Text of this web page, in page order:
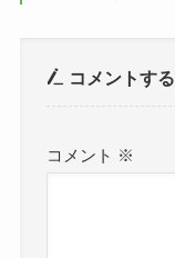
コメントする
コメント ※